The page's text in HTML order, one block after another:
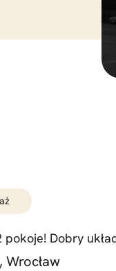
pokoje! Dobry
Wrocław